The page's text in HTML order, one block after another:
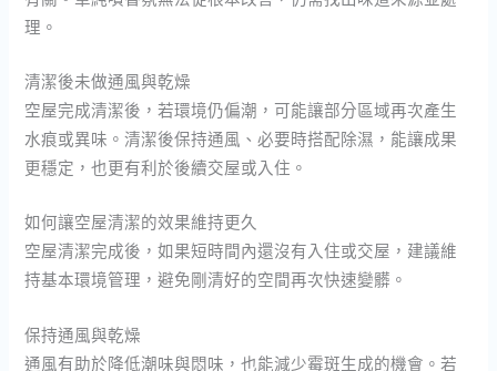
理。
清潔後未做通風與乾燥
空屋完成清潔後，若環境仍偏潮，可能讓部分區域再次產生
水痕或異味。清潔後保持通風、必要時搭配除濕，能讓成果
更穩定，也更有利於後續交屋或入住。
如何讓空屋清潔的效果維持更久
空屋清潔完成後，如果短時間內還沒有入住或交屋，建議維
持基本環境管理，避免剛清好的空間再次快速變髒。
保持通風與乾燥
通風有助於降低潮味與悶味，也能減少霉斑生成的機會。若